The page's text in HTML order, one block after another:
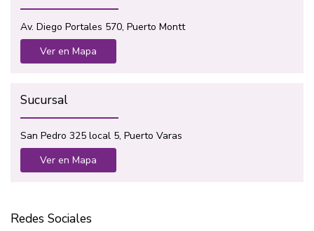
Av. Diego Portales 570, Puerto Montt
Ver en Mapa
Sucursal
San Pedro 325 local 5, Puerto Varas
Ver en Mapa
Redes Sociales